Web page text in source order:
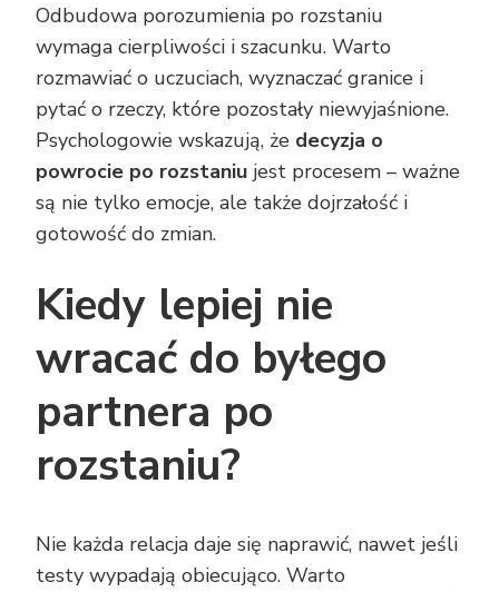
Odbudowa porozumienia po rozstaniu
wymaga cierpliwości i szacunku. Warto
rozmawiać o uczuciach, wyznaczać granice i
pytać o rzeczy, które pozostały niewyjaśnione.
Psychologowie wskazują, że decyzja o
powrocie po rozstaniu jest procesem – ważne
są nie tylko emocje, ale także dojrzałość i
gotowość do zmian.
Kiedy lepiej nie
wracać do byłego
partnera po
rozstaniu?
Nie każda relacja daje się naprawić, nawet jeśli
testy wypadają obiecująco. Warto